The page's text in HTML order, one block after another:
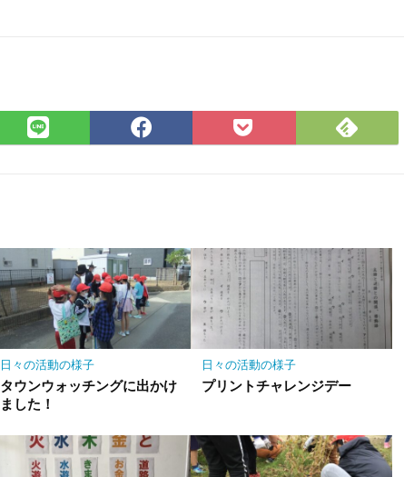
LINE
で
Facebook
で
Pocket
に
Feedly
で
日々の活動の様子
タウンウォッチングに出かけ
ました！
日々の活動の様子
プリントチャレンジデー